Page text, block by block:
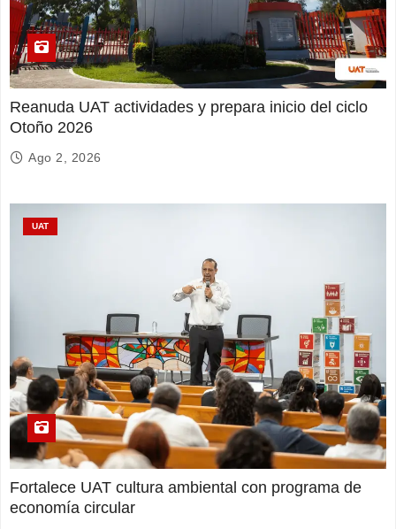
Reanuda UAT actividades y prepara inicio del ciclo
Otoño 2026
Ago 2, 2026
UAT
Fortalece UAT cultura ambiental con programa de
economía circular